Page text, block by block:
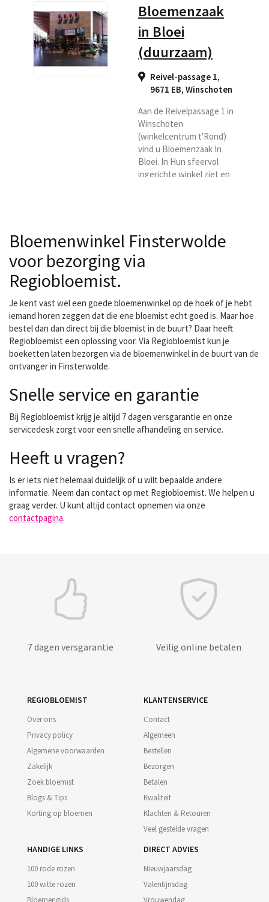
Bloemenzaak
in Bloei
(duurzaam)
Reivel-passage 1,
9671 EB, Winschoten
Aan de Reivelpassage 1 in
Winschoten
(winkelcentrum t'Rond)
vind u Bloemenzaak In
Bloei. In Hun sfeervol
ingerichte winkel ziet en
mooiste
seizoensbloemen van dit
moment. Of het om een
bruidsboeket of een
bloemstuk voor een
overlijden een bloemstuk
voor op de receptiebalie....
Bloemenwinkel Finsterwolde
voor bezorging via
Regiobloemist.
Je kent vast wel een goede bloemenwinkel op de hoek of je hebt
iemand horen zeggen dat die ene bloemist echt goed is. Maar hoe
bestel dan dan direct bij die bloemist in de buurt? Daar heeft
Regiobloemist een oplossing voor. Via Regiobloemist kun je
boeketten laten bezorgen via de bloemenwinkel in de buurt van de
ontvanger in Finsterwolde.
Snelle service en garantie
Bij Regiobloemist krijg je altijd 7 dagen versgarantie en onze
servicedesk zorgt voor een snelle afhandeling en service.
Heeft u vragen?
Is er iets niet helemaal duidelijk of u wilt bepaalde andere
informatie. Neem dan contact op met Regiobloemist. We helpen u
graag verder. U kunt altijd contact opnemen via onze
contactpagina.
7 dagen versgarantie Veilig online betalen
REGIOBLOEMIST
Over ons
Privacy policy
Algemene voorwaarden
Zakelijk
Zoek bloemist
Blogs & Tips
Korting op bloemen
KLANTENSERVICE
Contact
Algemeen
Bestellen
Bezorgen
Betalen
Kwaliteit
Klachten & Retouren
Veel gestelde vragen
HANDIGE LINKS
100 rode rozen
100 witte rozen
Bloemengids
DIRECT ADVIES
Nieuwjaarsdag
Valentijnsdag
Vrouwendag